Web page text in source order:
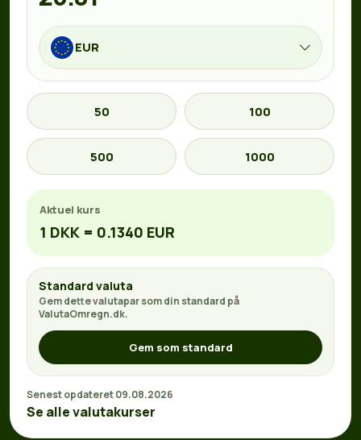
EUR
50 100
500 1000
Aktuel kurs
1 DKK = 0.1340 EUR
Standard valuta
Gem dette valutapar som din standard på
ValutaOmregn.dk.
Gem som standard
Senest opdateret 09.08.2026
Se alle valutakurser